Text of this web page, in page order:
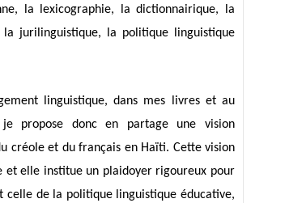
la lexicographie, la dictionnairique, la
jurilinguistique, la politique linguistique
linguistique, dans mes livres et au
propose donc en partage une vision
créole et du français en Haïti. Cette vision
et elle institue un plaidoyer rigoureux pour
celle de la politique linguistique éducative,